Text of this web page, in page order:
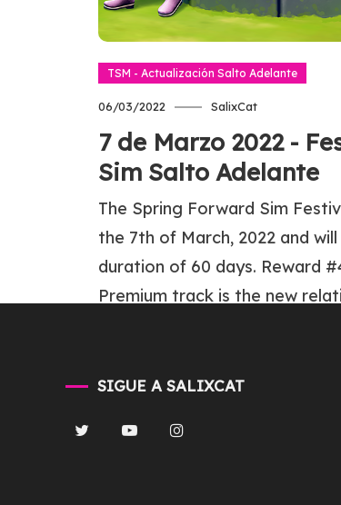
TSM - Actualización Salto Adelante
06/03/2022 SalixCat
7 de Marzo 2022 -
Sim Salto Adelante
The Spring Forward Sim
the 7th of March, 2022 and
duration of 60 days. Reward
Premium track is the new
Read more
SIGUE A SALIXCAT